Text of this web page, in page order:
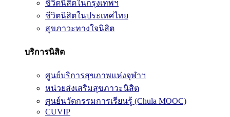
ชีวิตนิสิตในกรุงเทพฯ
ชีวิตนิสิตในประเทศไทย
สุขภาวะทางใจนิสิต
บริการนิสิต
ศูนย์บริการสุขภาพแห่งจุฬาฯ
หน่วยส่งเสริมสุขภาวะนิสิต
ศูนย์นวัตกรรมการเรียนรู้ (Chula MOOC)
CUVIP